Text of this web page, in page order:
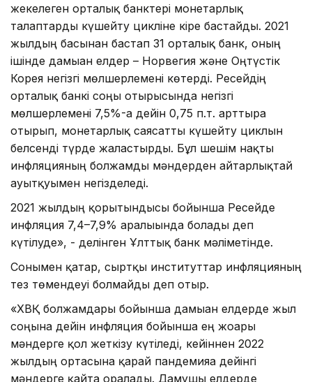
жекелеген орталық банктері монетарлық
талаптарды күшейту цикліне кіре бастайды. 2021
жылдың басынан бастап 31 орталық банк, оның
ішінде дамыған елдер – Норвегия және Оңтүстік
Корея негізгі мөлшерлемені көтерді. Ресейдің
орталық банкі соңғы отырысында негізгі
мөлшерлемені 7,5%-ға дейін 0,75 п.т. арттыра
отырып, монетарлық саясатты күшейту циклын
белсенді түрде жалғастырды. Бұл шешім нақты
инфляцияның болжамды мәндерден айтарлықтай
ауытқуымен негізделеді.
2021 жылдың қорытындысы бойынша Ресейде
инфляция 7,4–7,9% аралығында болады деп
күтілуде», - делінген Ұлттық банк мәліметінде.
Сонымен қатар, сыртқы институттар инфляцияның
тез төмендеуі болмайды деп отыр.
«ХВҚ болжамдары бойынша дамыған елдерде жыл
соңына дейін инфляция бойынша ең жоғары
мәндерге қол жеткізу күтіледі, кейіннен 2022
жылдың ортасына қарай пандемияға дейінгі
мәндерге қайта оралады. Дамушы елдерде